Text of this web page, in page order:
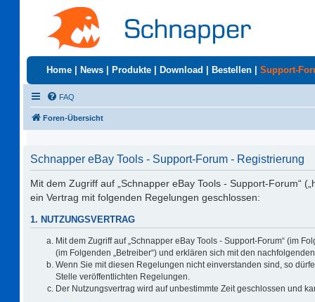
Home News Produkte Download Bestellen Support-
FAQ
Foren-Übersicht
Schnapper eBay Tools - Support-Forum - Registrierung
Mit dem Zugriff auf „Schnapper eBay Tools - Support-Forum“
ein Vertrag mit folgenden Regelungen geschlossen:
1. NUTZUNGSVERTRAG
Mit dem Zugriff auf „Schnapper eBay Tools - Support-Forum“ (im
(im Folgenden „Betreiber“) und erklären sich mit den
Wenn Sie mit diesen Regelungen nicht einverstanden sind, so
Stelle veröffentlichten Regelungen.
Der Nutzungsvertrag wird auf unbestimmte Zeit geschlossen und